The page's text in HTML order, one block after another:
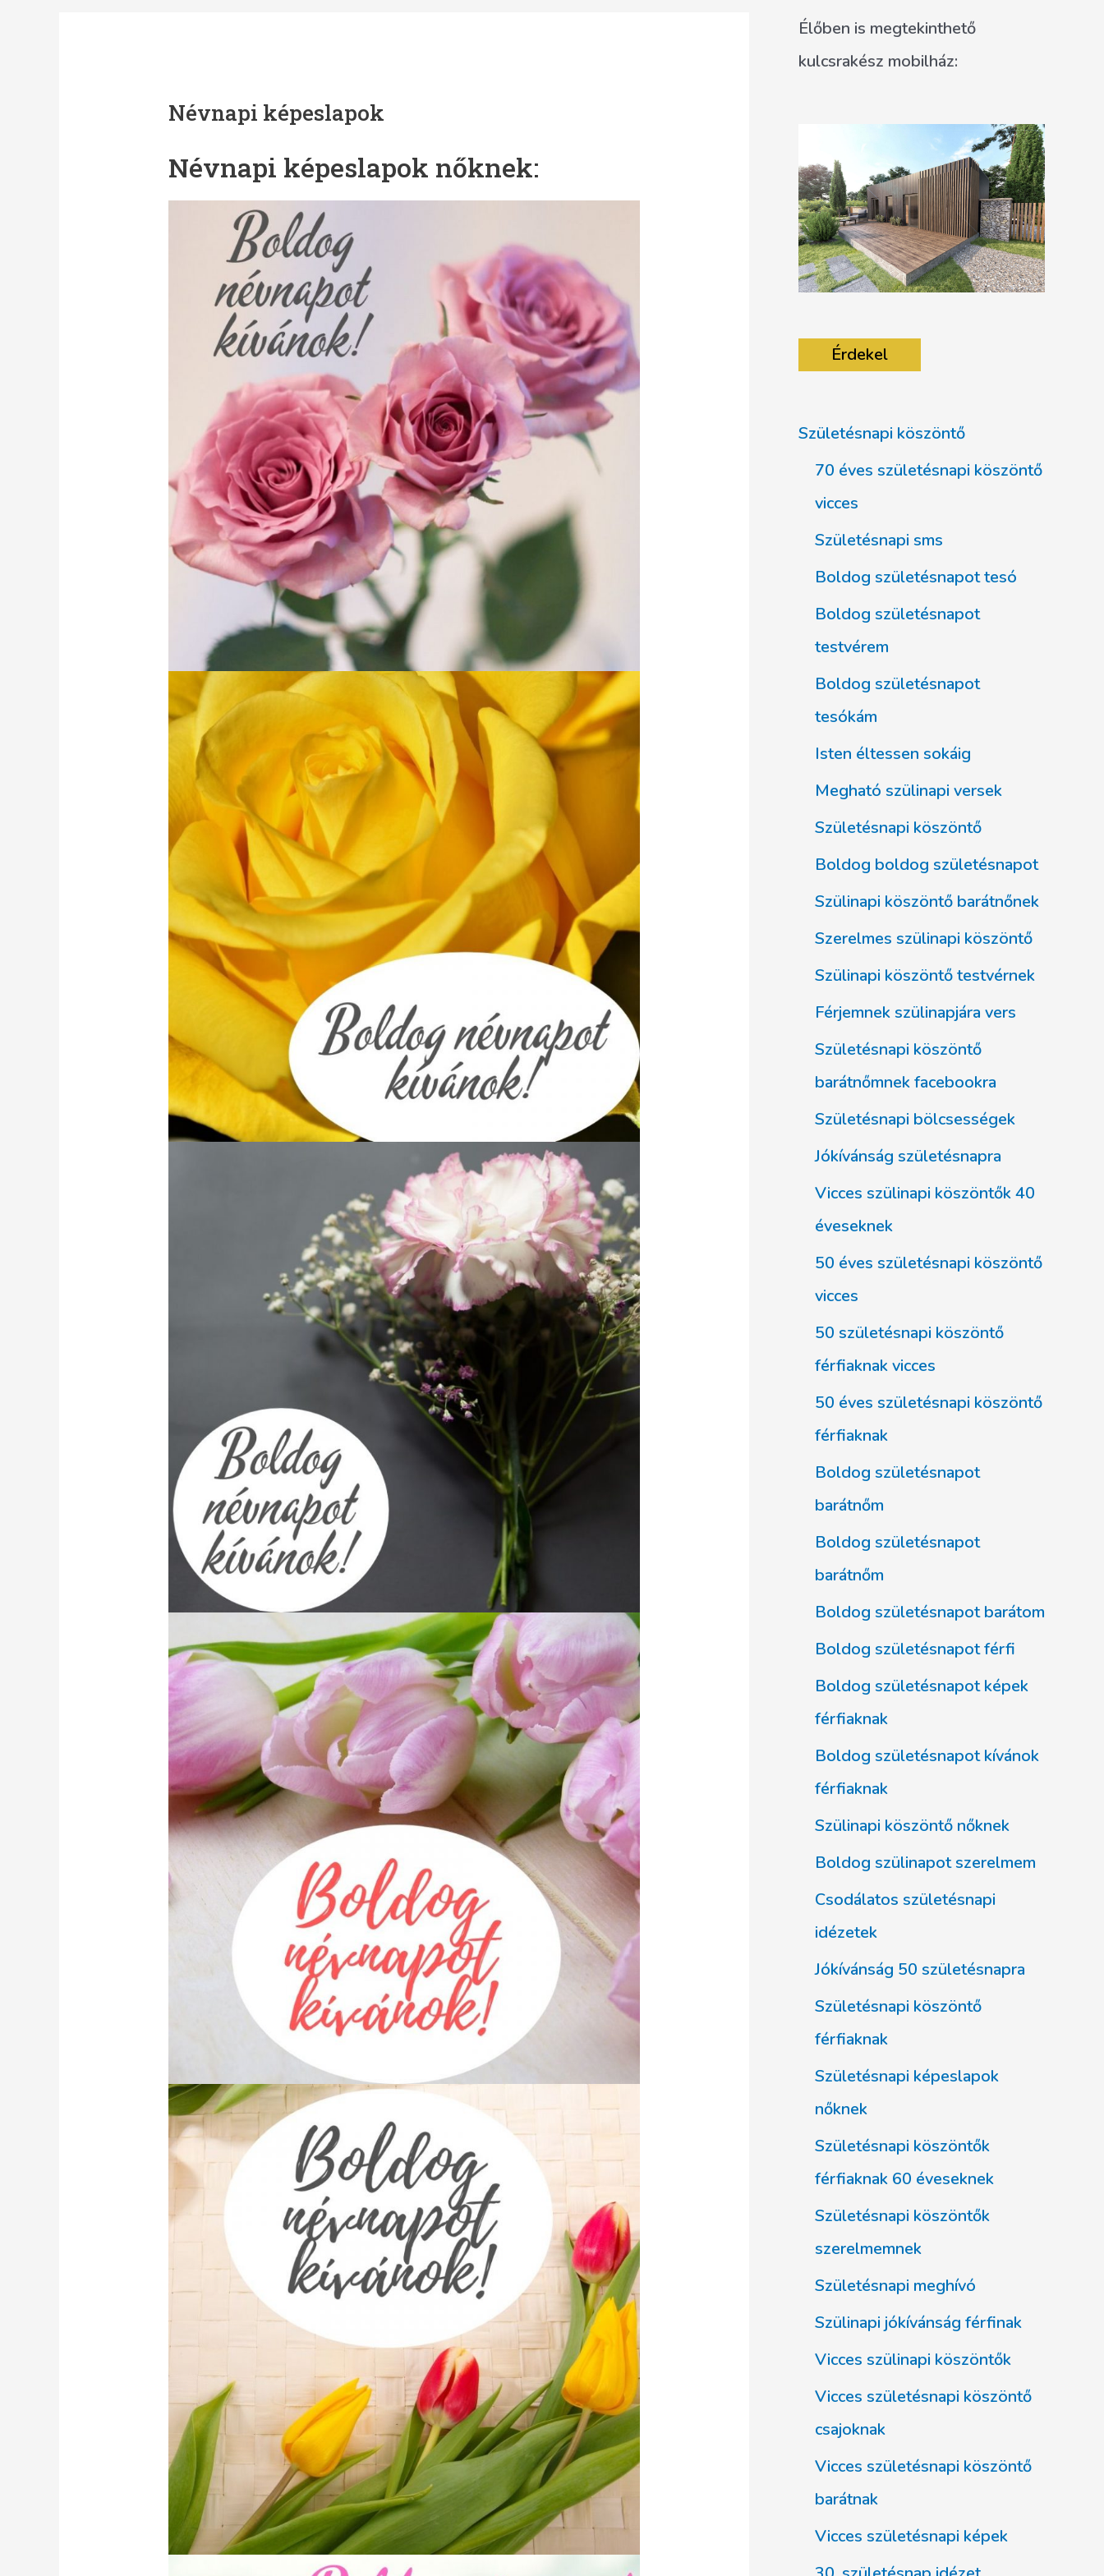
Névnapi képeslapok
Névnapi képeslapok nőknek:
Élőben is megtekinthető
kulcsrakész mobilház:
Érdekel
Születésnapi köszöntő
70 éves születésnapi köszöntő
vicces
Születésnapi sms
Boldog születésnapot tesó
Boldog születésnapot
testvérem
Boldog születésnapot
tesókám
Isten éltessen sokáig
Megható szülinapi versek
Születésnapi köszöntő
Boldog boldog születésnapot
Szülinapi köszöntő barátnőnek
Szerelmes szülinapi köszöntő
Szülinapi köszöntő testvérnek
Férjemnek szülinapjára vers
Születésnapi köszöntő
barátnőmnek facebookra
Születésnapi bölcsességek
Jókívánság születésnapra
Vicces szülinapi köszöntők 40
éveseknek
50 éves születésnapi köszöntő
vicces
50 születésnapi köszöntő
férfiaknak vicces
50 éves születésnapi köszöntő
férfiaknak
Boldog születésnapot
barátnőm
Boldog születésnapot
barátnőm
Boldog születésnapot barátom
Boldog születésnapot férfi
Boldog születésnapot képek
férfiaknak
Boldog születésnapot kívánok
férfiaknak
Szülinapi köszöntő nőknek
Boldog szülinapot szerelmem
Csodálatos születésnapi
idézetek
Jókívánság 50 születésnapra
Születésnapi köszöntő
férfiaknak
Születésnapi képeslapok
nőknek
Születésnapi köszöntők
férfiaknak 60 éveseknek
Születésnapi köszöntők
szerelmemnek
Születésnapi meghívó
Szülinapi jókívánság férfinak
Vicces szülinapi köszöntők
Vicces születésnapi köszöntő
csajoknak
Vicces születésnapi köszöntő
barátnak
Vicces születésnapi képek